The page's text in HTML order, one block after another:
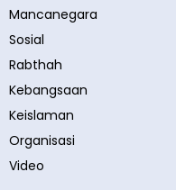
Mancanegara
Sosial
Rabthah
Kebangsaan
Keislaman
Organisasi
Video